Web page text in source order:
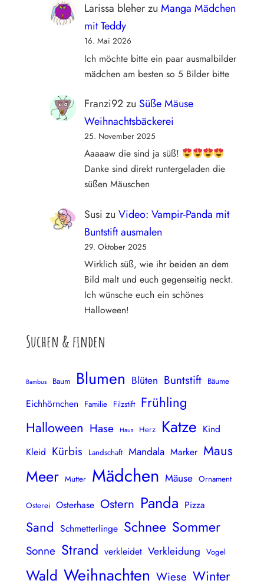
Larissa bleherzu Manga Mädchen
mit Teddy
16. Mai 2026
Ich möchte bitte ein paar ausmalbilder
mädchen am besten so 5 Bilder bitte
Franzi92zu Süße Mäuse
Weihnachtsbäckerei
25. November 2025
Aaaaaw die sind ja süß!
Danke sind direkt runtergeladen die
süßen Mäuschen
Susi zu Video: Vampir-Panda mit
Buntstift ausmalen
29. Oktober 2025
Wirklich süß, wie ihr beiden an dem
Bild malt und euch gegenseitig neckt.
Ich wünsche euch ein schönes
Halloween!
Suchen & finden
Bambus Baum Blumen Blüten Buntstift Bäume
Eichhörnchen Familie Filzstift Frühling
Halloween Hase Haus Herz Katze Kind
Kleid Kürbis Landschaft Mandala Marker Maus
Meer Mutter Mädchen Mäuse Ornament
Osterei Osterhase Ostern Panda Pizza
Sand Schmetterlinge Schnee Sommer
Sonne Strand verkleidet Verkleidung Vogel
Wald Weihnachten Wiese Winter